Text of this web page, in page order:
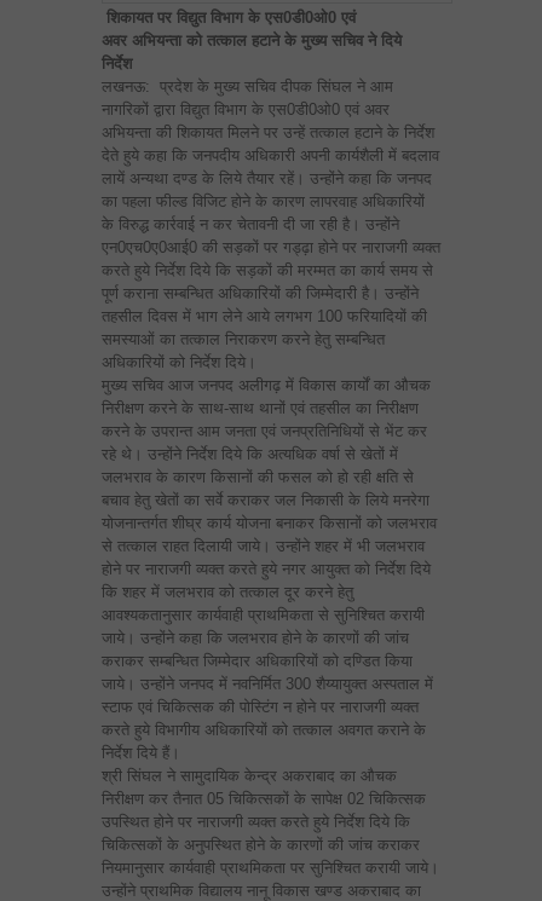
शिकायत पर विद्युत विभाग के एस0डी0ओ0 एवं
अवर अभियन्ता को तत्काल हटाने के मुख्य सचिव ने दिये
निर्देश
लखनऊ: प्रदेश के मुख्य सचिव दीपक सिंघल ने आम
नागरिकों द्वारा विद्युत विभाग के एस0डी0ओ0 एवं अवर
अभियन्ता की शिकायत मिलने पर उन्हें तत्काल हटाने के निर्देश
देते हुये कहा कि जनपदीय अधिकारी अपनी कार्यशैली में बदलाव
लायें अन्यथा दण्ड के लिये तैयार रहें। उन्होंने कहा कि जनपद
का पहला फील्ड विजिट होने के कारण लापरवाह अधिकारियों
के विरुद्ध कार्रवाई न कर चेतावनी दी जा रही है। उन्होंने
एन0एच0ए0आई0 की सड़कों पर गड्ढ़ा होने पर नाराजगी व्यक्त
करते हुये निर्देश दिये कि सड़कों की मरम्मत का कार्य समय से
पूर्ण कराना सम्बन्धित अधिकारियों की जिम्मेदारी है। उन्होंने
तहसील दिवस में भाग लेने आये लगभग 100 फरियादियों की
समस्याओं का तत्काल निराकरण करने हेतु सम्बन्धित
अधिकारियों को निर्देश दिये।
मुख्य सचिव आज जनपद अलीगढ़ में विकास कार्यों का औचक
निरीक्षण करने के साथ-साथ थानों एवं तहसील का निरीक्षण
करने के उपरान्त आम जनता एवं जनप्रतिनिधियों से भेंट कर
रहे थे। उन्होंने निर्देश दिये कि अत्यधिक वर्षा से खेतों में
जलभराव के कारण किसानों की फसल को हो रही क्षति से
बचाव हेतु खेतों का सर्वे कराकर जल निकासी के लिये मनरेगा
योजनान्तर्गत शीघ्र कार्य योजना बनाकर किसानों को जलभराव
से तत्काल राहत दिलायी जाये। उन्होंने शहर में भी जलभराव
होने पर नाराजगी व्यक्त करते हुये नगर आयुक्त को निर्देश दिये
कि शहर में जलभराव को तत्काल दूर करने हेतु
आवश्यकतानुसार कार्यवाही प्राथमिकता से सुनिश्चित करायी
जाये। उन्होंने कहा कि जलभराव होने के कारणों की जांच
कराकर सम्बन्धित जिम्मेदार अधिकारियों को दण्डित किया
जाये। उन्होंने जनपद में नवनिर्मित 300 शैय्यायुक्त अस्पताल में
स्टाफ एवं चिकित्सक की पोस्टिंग न होने पर नाराजगी व्यक्त
करते हुये विभागीय अधिकारियों को तत्काल अवगत कराने के
निर्देश दिये हैं।
श्री सिंघल ने सामुदायिक केन्द्र अकराबाद का औचक
निरीक्षण कर तैनात 05 चिकित्सकों के सापेक्ष 02 चिकित्सक
उपस्थित होने पर नाराजगी व्यक्त करते हुये निर्देश दिये कि
चिकित्सकों के अनुपस्थित होने के कारणों की जांच कराकर
नियमानुसार कार्यवाही प्राथमिकता पर सुनिश्चित करायी जाये।
उन्होंने प्राथमिक विद्यालय नानू विकास खण्ड अकराबाद का